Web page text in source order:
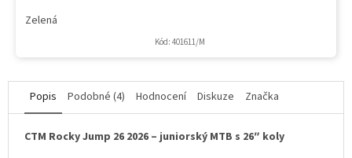
Zelená
Kód: 401611/M
Popis Podobné (4) Hodnocení Diskuze Značka
CTM Rocky Jump 26 2026 – juniorský MTB s 26″ koly